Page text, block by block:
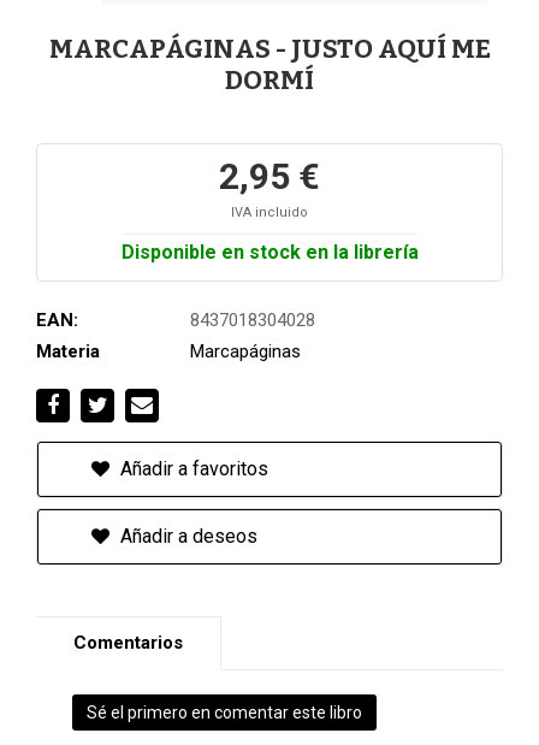
MARCAPÁGINAS - JUSTO AQUÍ ME
DORMÍ
2,95 €
IVA incluido
Disponible en stock en la librería
EAN:
8437018304028
Materia
Marcapáginas
Añadir a favoritos
Añadir a deseos
Comentarios
Sé el primero en comentar este libro